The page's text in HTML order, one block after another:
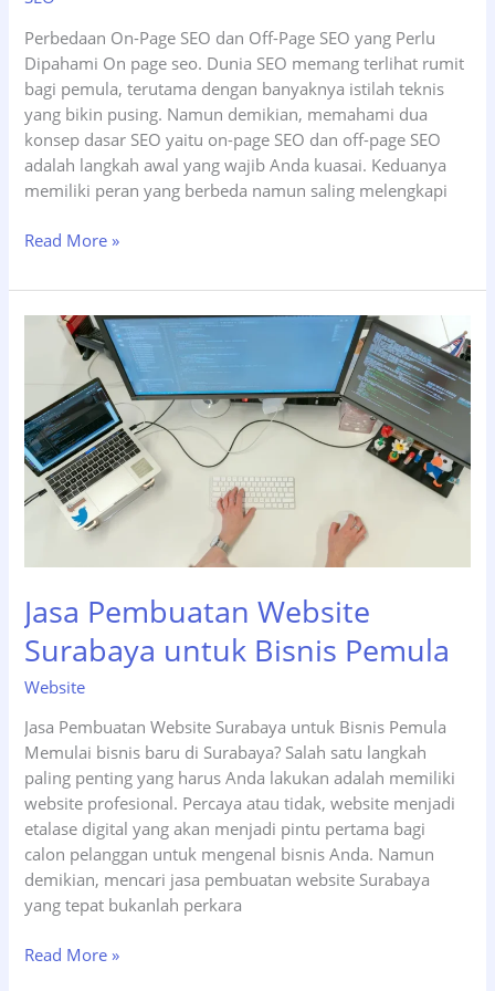
Perbedaan On-Page SEO dan Off-Page SEO yang Perlu
Dipahami On page seo. Dunia SEO memang terlihat rumit
bagi pemula, terutama dengan banyaknya istilah teknis
yang bikin pusing. Namun demikian, memahami dua
konsep dasar SEO yaitu on-page SEO dan off-page SEO
adalah langkah awal yang wajib Anda kuasai. Keduanya
memiliki peran yang berbeda namun saling melengkapi
Perbedaan
Page
SEO
SEO
yang
Perlu
Dipahami
Read More »
Jasa Pembuatan Website
Surabaya untuk Bisnis Pemula
Website
Jasa Pembuatan Website Surabaya untuk Bisnis Pemula
Memulai bisnis baru di Surabaya? Salah satu langkah
paling penting yang harus Anda lakukan adalah memiliki
website profesional. Percaya atau tidak, website menjadi
etalase digital yang akan menjadi pintu pertama bagi
calon pelanggan untuk mengenal bisnis Anda. Namun
demikian, mencari jasa pembuatan website Surabaya
yang tepat bukanlah perkara
Jasa
Read More »